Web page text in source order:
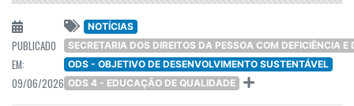
PUBLICADO
EM:
09/06/2026
NOTÍCIAS
SECRETARIA DOS DIREITOS DA PESSOA COM DEFICIÊNCIA E
ODS - OBJETIVO DE DESENVOLVIMENTO SUSTENTÁVEL
ODS 4 - EDUCAÇÃO DE QUALIDADE